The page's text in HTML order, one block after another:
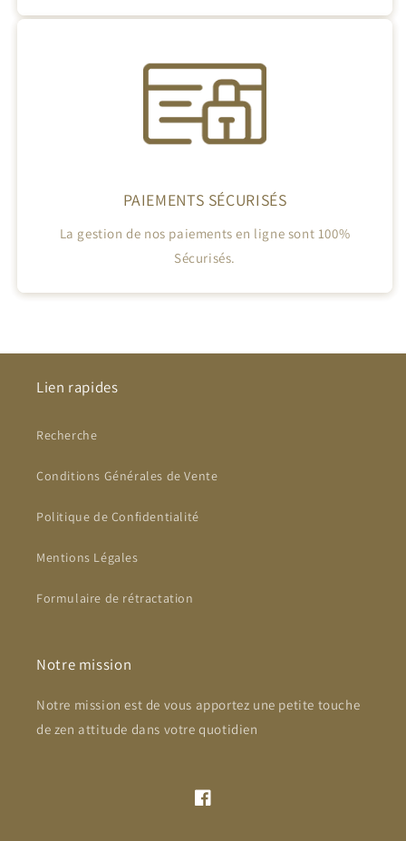
PAIEMENTS SÉCURISÉS
La gestion de nos paiements en ligne sont 100%
Sécurisés.
Lien rapides
Recherche
Conditions Générales de Vente
Politique de Confidentialité
Mentions Légales
Formulaire de rétractation
Notre mission
Notre mission est de vous apportez une petite touche
de zen attitude dans votre quotidien
Facebook